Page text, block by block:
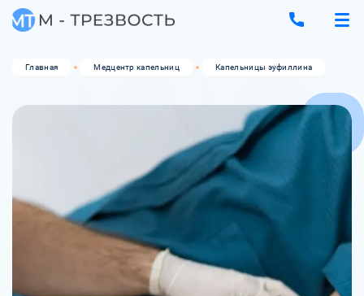
Главная Медцентр капельниц Капельницы эуфиллина